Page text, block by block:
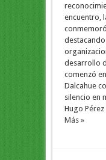
encuentro,
desarrollo
comenzó
Dalcahue
silencio en
Hugo Pérez
Más »